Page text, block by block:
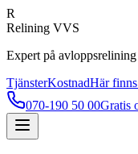
R
Relining VVS
Expert på avloppsrelining
TjänsterKostnadHär
070-190 50 00Gratis